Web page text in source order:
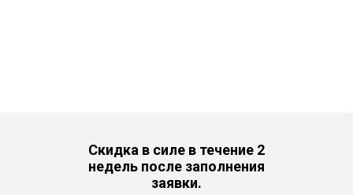
Скидка в силе в течение 2
недель после заполнения
заявки.